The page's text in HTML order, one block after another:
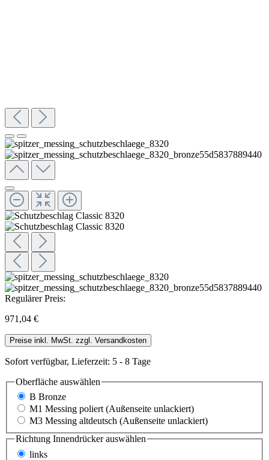
Regulärer Preis:
971,04 €
Preise inkl. MwSt. zzgl. Versandkosten
Sofort verfügbar, Lieferzeit: 5 - 8 Tage
Oberfläche auswählen
B Bronze
M1 Messing poliert (Außenseite unlackiert)
M3 Messing altdeutsch (Außenseite unlackiert)
Richtung Innendrückerauswählen
links